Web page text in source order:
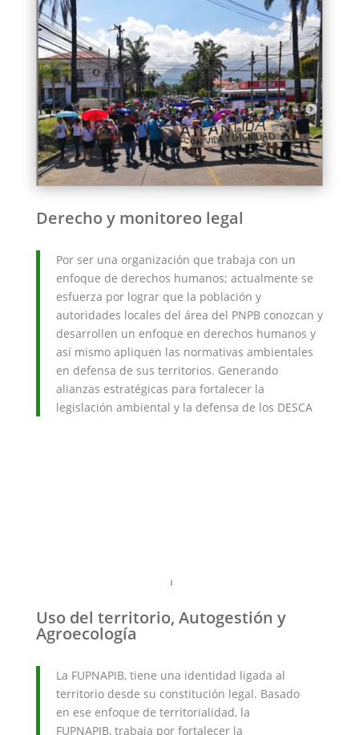
Derecho y monitoreo legal
Por ser una organización que trabaja con un
enfoque de derechos humanos; actualmente se
esfuerza por lograr que la población y
autoridades locales del área del PNPB conozcan y
desarrollen un enfoque en derechos humanos y
así mismo apliquen las normativas ambientales
en defensa de sus territorios. Generando
alianzas estratégicas para fortalecer la
legislación ambiental y la defensa de los DESCA
Uso del territorio, Autogestión y
Agroecología
La FUPNAPIB, tiene una identidad ligada al
territorio desde su constitución legal. Basado
en ese enfoque de territorialidad, la
FUPNAPIB, trabaja por fortalecer la